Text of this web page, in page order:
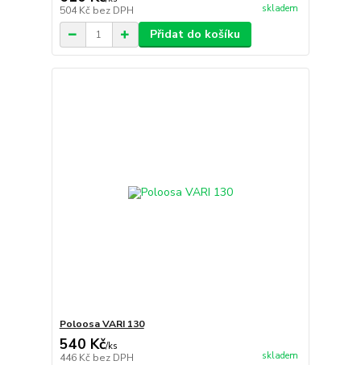
504 Kč bez DPH skladem
Přidat do košíku
Poloosa VARI 130
540 Kč/ks
446 Kč bez DPH skladem